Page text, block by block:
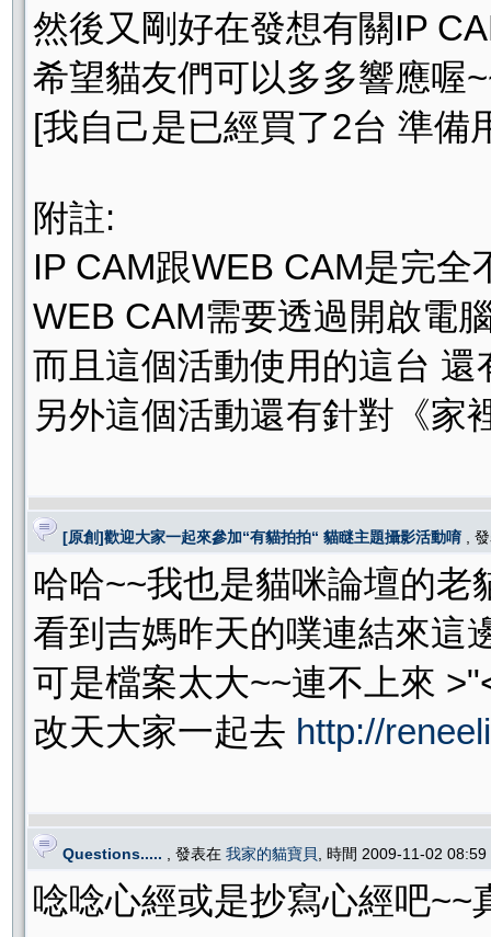
然後又剛好在發想有關IP
希望貓友們可以多多響應喔
[我自己是已經買了2台 準備
附註:
IP CAM跟WEB CAM是完全
WEB CAM需要透過開啟電
而且這個活動使用的這台
另外這個活動還有針對《家
[原創]歡迎大家一起來參加“有貓拍拍“ 貓瞇主題攝影活動唷 ,
哈哈~~我也是貓咪論壇的
看到吉媽昨天的噗連結來這
可是檔案太大~~連不上來
改天大家一起去 http://
Questions..... , 發表在 我家的貓寶貝 , 時間 2009-11-02
唸唸心經或是抄寫心經吧~~